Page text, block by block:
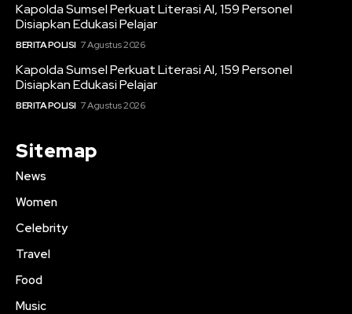
Kapolda Sumsel Perkuat Literasi AI, 159 Personel
Disiapkan Edukasi Pelajar
BERITA POLISI 7 Agustus 2026
Kapolda Sumsel Perkuat Literasi AI, 159 Personel
Disiapkan Edukasi Pelajar
BERITA POLISI 7 Agustus 2026
Sitemap
News
Women
Celebrity
Travel
Food
Music